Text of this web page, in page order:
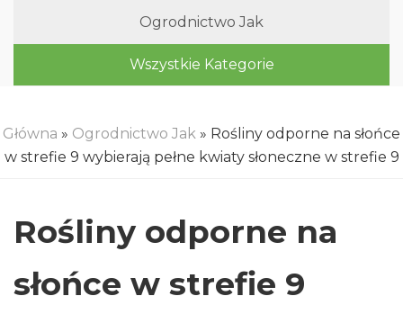
Ogrodnictwo Jak
Wszystkie Kategorie
Główna » Ogrodnictwo Jak » Rośliny odporne na słońce
w strefie 9 wybierają pełne kwiaty słoneczne w strefie 9
Rośliny odporne na
słońce w strefie 9